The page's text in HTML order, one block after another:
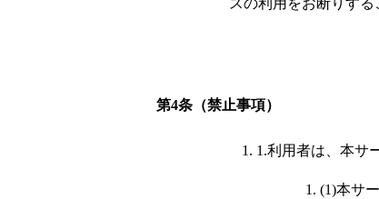
第4条（禁止事項）
1.利用者は、本サ
(1)本サ